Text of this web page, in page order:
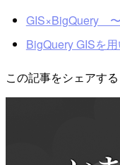
GIS×BigQuery
BigQuery GISを
この記事をシェアする